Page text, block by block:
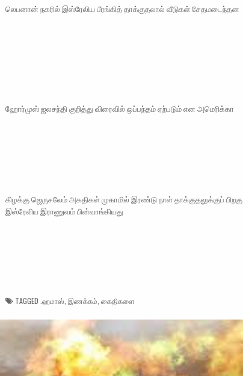
லெபனான் நகரில் இஸ்ரேலிய பீரங்கித் தாக்குதலால் வீடுகள் சேதமடைந்தன
ஹோர்முஸ் ஜலசந்தி குறித்து விரைவில் ஒப்பந்தம் ஏற்படும் என அமெரிக்கா
கிழக்கு ஜெருசலேம் அகதிகள் முகாமில் இரண்டு நாள் தாக்குதலுக்குப் பிறகு
இஸ்ரேலிய இராணுவம் பின்வாங்கியது
TAGGED .ஹமாஸ் இணக்கம் கைதிகளை